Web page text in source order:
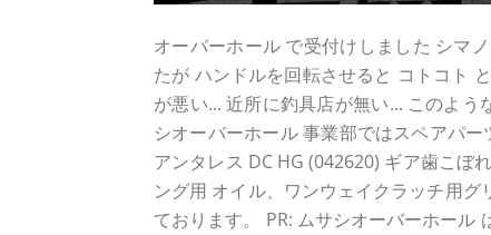
オーバーホール で受付けしました シマ
たが ハンドルを回転させると コトコト
が悪い... 近所に釣具店が無い... このよ
シオーバーホール 事業部ではスペアパ
アンタレス DC HG (042620) ギア歯こぼ
ング用 オイル、ワンウェイクラッチ用
ております。 PR: ムサシオーバーホール